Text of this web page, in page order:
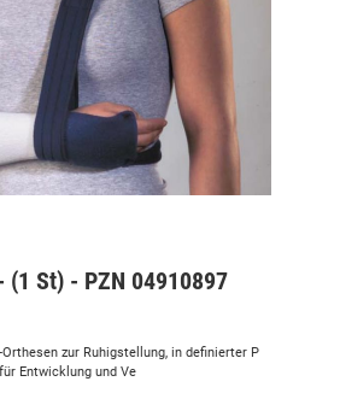
(1 St) - PZN 04910897
zur Ruhigstellung, in definierter P
Entwicklung und Ve